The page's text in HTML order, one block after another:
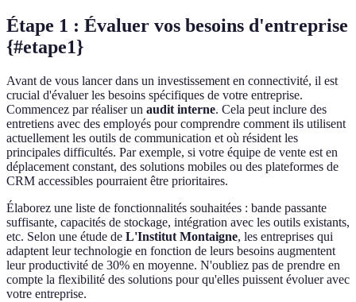
Étape 1 : Évaluer vos besoins d'entreprise
{#etape1}
Avant de vous lancer dans un investissement en connectivité, il est
crucial d'évaluer les besoins spécifiques de votre entreprise.
Commencez par réaliser un audit interne. Cela peut inclure des
entretiens avec des employés pour comprendre comment ils utilisent
actuellement les outils de communication et où résident les
principales difficultés. Par exemple, si votre équipe de vente est en
déplacement constant, des solutions mobiles ou des plateformes de
CRM accessibles pourraient être prioritaires.
Élaborez une liste de fonctionnalités souhaitées : bande passante
suffisante, capacités de stockage, intégration avec les outils existants,
etc. Selon une étude de L'Institut Montaigne, les entreprises qui
adaptent leur technologie en fonction de leurs besoins augmentent
leur productivité de 30% en moyenne. N'oubliez pas de prendre en
compte la flexibilité des solutions pour qu'elles puissent évoluer avec
votre entreprise.